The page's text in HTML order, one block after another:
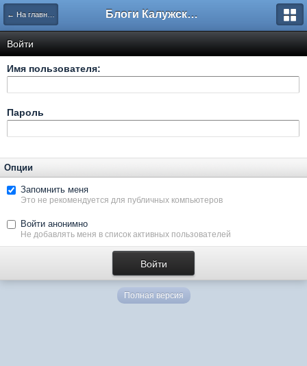
← На главную Блоги Калужского перекрестка
Войти
Имя пользователя:
Пароль
Опции
Запомнить меня
Это не рекомендуется для публичных компьютеров
Войти анонимно
Не добавлять меня в список активных пользователей
Полная версия